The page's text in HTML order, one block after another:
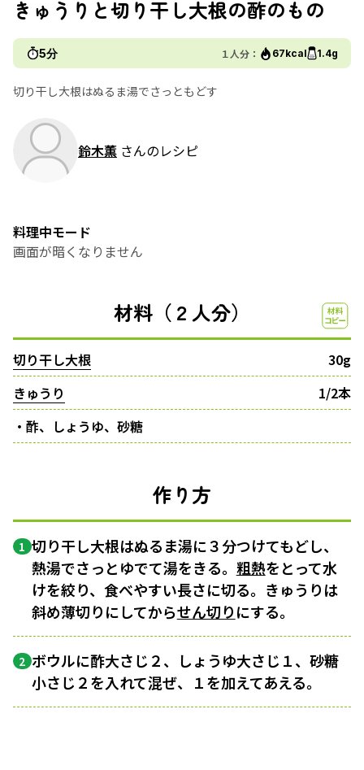
きゅうりと切り干し大根の酢のもの
5分 １人分： 67kcal 1.4g
切り干し大根はぬるま湯でさっともどす
鈴木薫 さんのレシピ
料理中モード
画面が暗くなりません
材料（２人分）
切り干し大根
30g
きゅうり
1/2本
・酢、しょうゆ、砂糖
作り方
1 切り干し大根はぬるま湯に３分つけてもどし、
熱湯でさっとゆでて湯をきる。 粗熱をとって水
けを絞り、食べやすい長さに切る。きゅうりは
斜め薄切りにしてからせん切りにする。
2 ボウルに酢大さじ２、しょうゆ大さじ１、砂糖
小さじ２を入れて混ぜ、１を加えてあえる。